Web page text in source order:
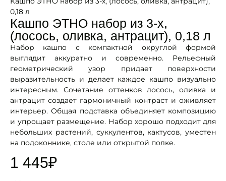
0,18 л
Кашпо ЭТНО набор из 3-х,
(лосось, оливка, антрацит), 0,18 л
Набор кашпо с компактной округлой формой
выглядит аккуратно и современно. Рельефный
геометрический узор придает поверхности
выразительность и делает каждое кашпо визуально
интересным. Сочетание оттенков лосось, оливка и
антрацит создает гармоничный контраст и оживляет
интерьер. Общая подставка объединяет композицию
и упрощает размещение. Набор хорошо подходит для
небольших растений, суккулентов, кактусов, уместен
на подоконнике, столе или открытой полке.
1 445₽